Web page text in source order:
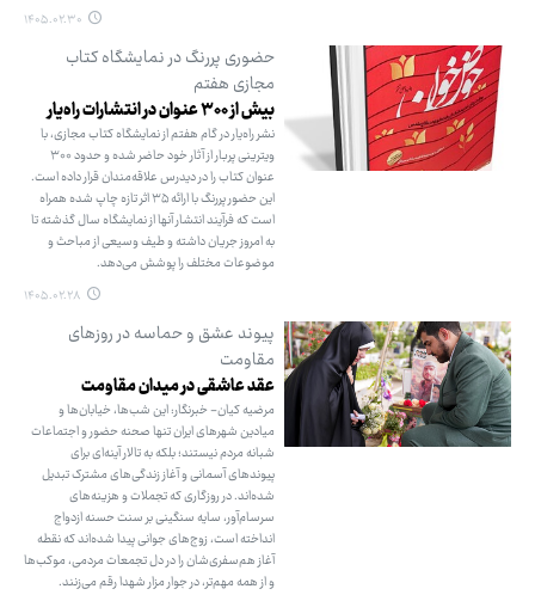
۱۴۰۵.۰۲.۳۰
حضوری پررنگ در نمایشگاه کتاب
مجازی هفتم
بیش از ۳۰۰ عنوان در انتشارات راه‌یار
نشر راه‌یار در گام هفتم از نمایشگاه کتاب مجازی، با
ویترینی پربار از آثار خود حاضر شده و حدود ۳۰۰
عنوان کتاب را در دیدرس علاقه‌مندان قرار داده است.
این حضور پررنگ با ارائه ۳۵ اثر تازه چاپ شده همراه
است که فرآیند انتشار آنها از نمایشگاه سال گذشته تا
به امروز جریان داشته و طیف وسیعی از مباحث و
موضوعات مختلف را پوشش می‌دهد.
۱۴۰۵.۰۲.۲۸
پیوند عشق و حماسه در روزهای
مقاومت
عقد عاشقی در میدان مقاومت
مرضیه کیان- خبرنگار: این شب‌ها، خیابان‌ها و
میادین شهرهای ایران تنها صحنه حضور و اجتماعات
شبانه مردم نیستند؛ بلکه به تالار آینه‌ای برای
پیوندهای آسمانی و آغاز زندگی‌های مشترک تبدیل
شده‌اند. در روزگاری که تجملات و هزینه‌های
سرسام‌آور، سایه سنگینی بر سنت حسنه ازدواج
انداخته است، زوج‌های جوانی پیدا شده‌اند که نقطه
آغاز هم‌سفری‌شان را در دل تجمعات مردمی، موکب‌ها
و از همه مهم‌تر، در جوار مزار شهدا رقم می‌زنند.